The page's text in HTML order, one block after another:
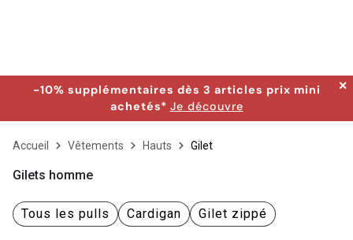
-10% supplémentaires dès 3 articles prix mini
achetés* Je découvre
✕
Accueil Vêtements Hauts Gilet
Gilets homme
Tous les pulls Cardigan Gilet zippé